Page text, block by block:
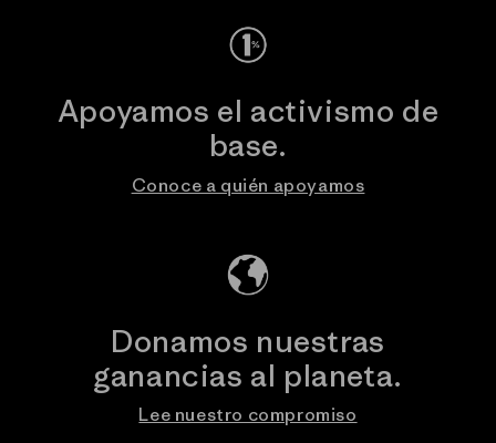
Apoyamos el activismo de
base.
Conoce a quién apoyamos
Donamos nuestras
ganancias al planeta.
Lee nuestro compromiso